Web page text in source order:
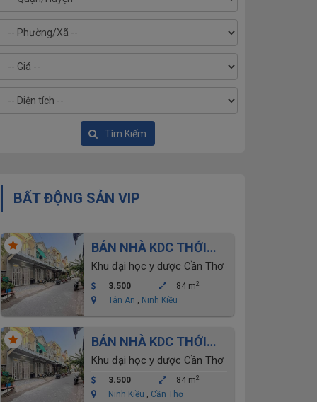
Tìm Kiếm
BẤT ĐỘNG SẢN VIP
BÁN NHÀ KDC THỚI
NHỰT- ĐẠI HỌC Y
DƯỢC CẦN THƠ
Khu đại học y dược Cần Thơ
3.500 84 m2
Tân An , Ninh Kiều
BÁN NHÀ KDC THỚI
NHỰT- ĐẠI HỌC Y
DƯỢC CẦN THƠ
Khu đại học y dược Cần Thơ
3.500 84 m2
Ninh Kiều , Cần Thơ